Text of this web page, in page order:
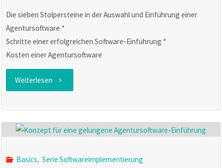
Die sieben Stolpersteine in der Auswahl und Einführung einer
Agentursoftware *
Schritte einer erfolgreichen Software-Einführung *
Kosten einer Agentursoftware
Weiterlesen "Agentursoftware-
Basics, Serie Softwareimplementierung